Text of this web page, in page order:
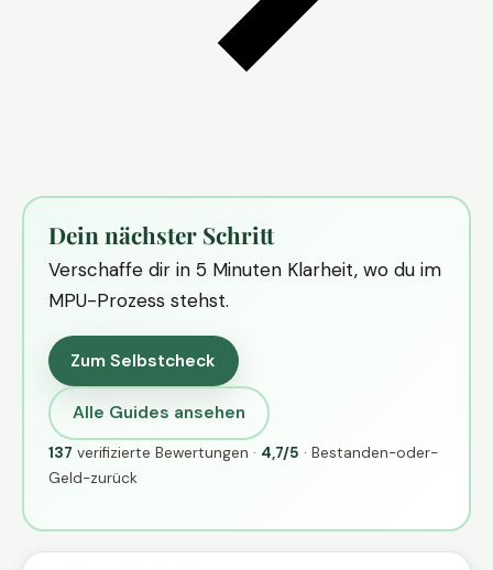
Dein nächster Schritt
Verschaffe dir in 5 Minuten Klarheit, wo du im
MPU-Prozess stehst.
Zum Selbstcheck
Alle Guides ansehen
137 verifizierte Bewertungen · 4,7/5 · Bestanden-oder-
Geld-zurück